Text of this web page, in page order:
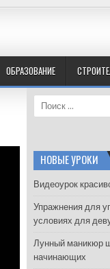
ОБРАЗОВАНИЕ
e
h
f
r
:
НОВЫЕ УРОКИ
Видеоурок
Упражнения для
условиях для
Лунный маникюр
начинающих